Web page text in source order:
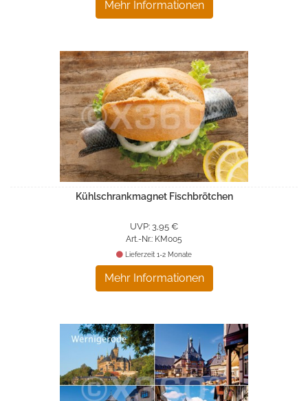
Mehr Informationen
Kühlschrankmagnet Fischbrötchen
UVP: 3,95 €
Art.-Nr.: KM005
Mehr Informationen
Lieferzeit 1-2 Monate